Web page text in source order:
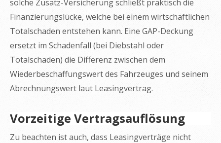
solche Zusatz-Versicherung schließt praktisch die
Finanzierungslücke, welche bei einem wirtschaftlichen
Totalschaden entstehen kann. Eine GAP-Deckung
ersetzt im Schadenfall (bei Diebstahl oder
Totalschaden) die Differenz zwischen dem
Wiederbeschaffungswert des Fahrzeuges und seinem
Abrechnungswert laut Leasingvertrag.
Vorzeitige Vertragsauflösung
Zu beachten ist auch, dass Leasingverträge nicht